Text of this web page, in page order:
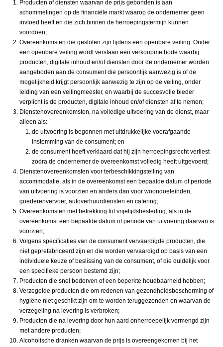
Producten of diensten waarvan de prijs gebonden is aan
schommelingen op de financiële markt waarop de ondernemer geen
invloed heeft en die zich binnen de herroepingstermijn kunnen
voordoen;
Overeenkomsten die gesloten zijn tijdens een openbare veiling. Onder
een openbare veiling wordt verstaan een verkoopmethode waarbij
producten, digitale inhoud en/of diensten door de ondernemer worden
aangeboden aan de consument die persoonlijk aanwezig is of de
mogelijkheid krijgt persoonlijk aanwezig te zijn op de veiling, onder
leiding van een veilingmeester, en waarbij de succesvolle bieder
verplicht is de producten, digitale inhoud en/of diensten af te nemen;
Dienstenovereenkomsten, na volledige uitvoering van de dienst, maar
alleen als:
de uitvoering is begonnen met uitdrukkelijke voorafgaande
instemming van de consument; en
de consument heeft verklaard dat hij zijn herroepingsrecht verliest
zodra de ondernemer de overeenkomst volledig heeft uitgevoerd;
Dienstenovereenkomsten voor terbeschikkingstelling van
accommodatie, als in de overeenkomst een bepaalde datum of periode
van uitvoering is voorzien en anders dan voor woondoeleinden,
goederenvervoer, autoverhuurdiensten en catering;
Overeenkomsten met betrekking tot vrijetijdsbesteding, als in de
overeenkomst een bepaalde datum of periode van uitvoering daarvan is
voorzien;
Volgens specificaties van de consument vervaardigde producten, die
niet geprefabriceerd zijn en die worden vervaardigd op basis van een
individuele keuze of beslissing van de consument, of die duidelijk voor
een specifieke persoon bestemd zijn;
Producten die snel bederven of een beperkte houdbaarheid hebben;
Verzegelde producten die om redenen van gezondheidsbescherming of
hygiëne niet geschikt zijn om te worden teruggezonden en waarvan de
verzegeling na levering is verbroken;
Producten die na levering door hun aard onherroepelijk vermengd zijn
met andere producten;
Alcoholische dranken waarvan de prijs is overeengekomen bij het